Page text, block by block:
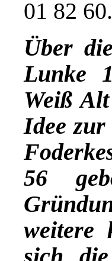
01 82 60.
Über
Lunke
Weiß
Idee
56
weitere